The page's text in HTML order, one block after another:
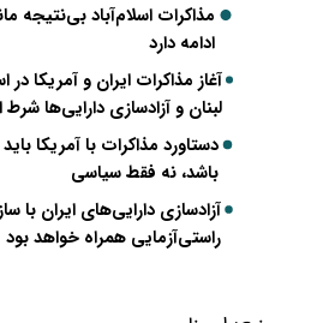
مذاکرات اسلام‌آباد بی‌نتیجه
ادامه دارد
آغاز مذاکرات ایران و آمریکا
لبنان و آزادسازی دارایی‌ها شرط
دستاورد مذاکرات با آمریکا
باشد، نه فقط سیاسی
آزادسازی دارایی‌های ایران با
راستی‌آزمایی همراه خواهد بود